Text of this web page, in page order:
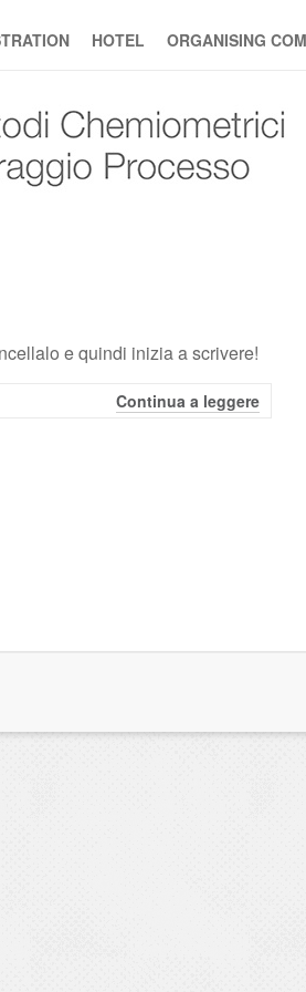
HOTEL ORGANISING
e quindi inizia a scrivere!
Continua a leggere